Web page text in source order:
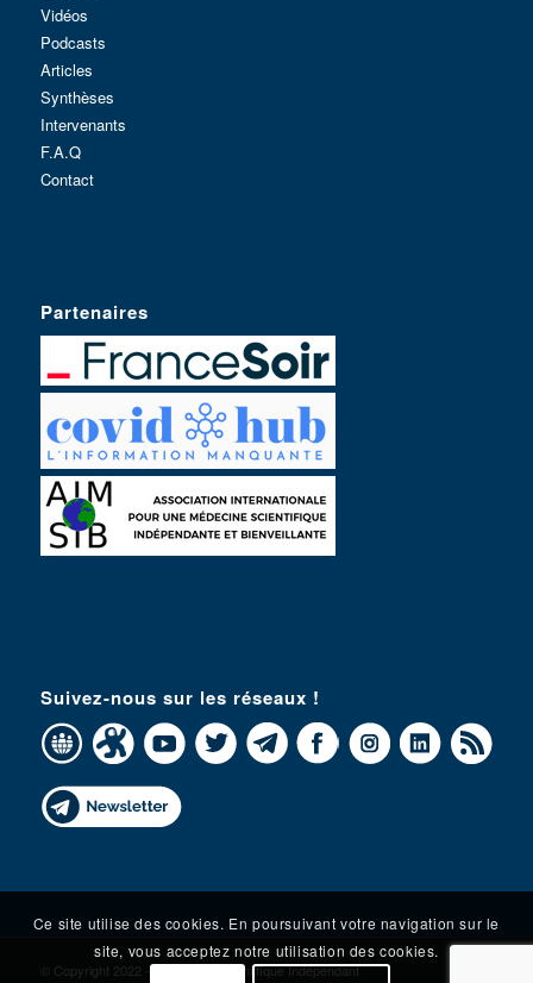
Vidéos
Podcasts
Articles
Synthèses
Intervenants
F.A.Q
Contact
Partenaires
Suivez-nous sur les réseaux !
© Copyright 2022 - Le Conseil Scientifique Indépendant
Ce site utilise des cookies. En poursuivant votre navigation sur le
site, vous acceptez notre utilisation des cookies.